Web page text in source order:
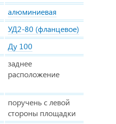
алюминиевая
УД2-80 (фланцевое)
Ду 100
заднее
расположение
поручень с левой
стороны площадки